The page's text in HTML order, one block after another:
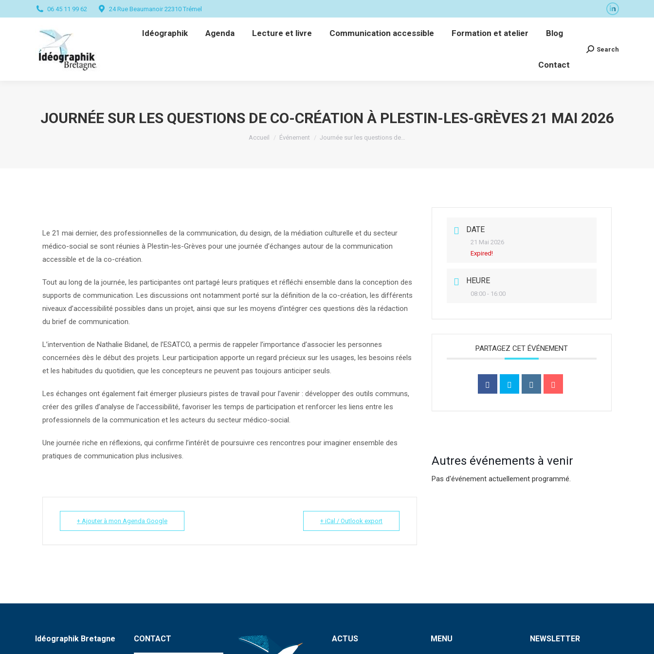
06 45 11 99 62 24 Rue Beaumanoir 22310 Trémel
La
s'ouvre
Idéographik Agenda Lecture et livre Communication accessible Formation et atelier Blog
Contact
Recherche
Search
JOURNÉE SUR LES QUESTIONS DE CO-CRÉATION À PLESTIN-LES-GRÈVES 21 MAI 2026
Vous êtes ici :
Accueil Événement Journée sur les questions de…
Le 21 mai dernier, des professionnelles de la communication, du design, de la médiation culturelle et du secteur
médico-social se sont réunies à Plestin-les-Grèves pour une journée d’échanges autour de la communication
accessible et de la co-création.
Tout au long de la journée, les participantes ont partagé leurs pratiques et réfléchi ensemble dans la conception des
supports de communication. Les discussions ont notamment porté sur la définition de la co-création, les différents
niveaux d’accessibilité possibles dans un projet, ainsi que sur les moyens d’intégrer ces questions dès la rédaction
du brief de communication.
L’intervention de Nathalie Bidanel, de l’ESATCO, a permis de rappeler l’importance d’associer les personnes
concernées dès le début des projets. Leur participation apporte un regard précieux sur les usages, les besoins réels
et les habitudes du quotidien, que les concepteurs ne peuvent pas toujours anticiper seuls.
Les échanges ont également fait émerger plusieurs pistes de travail pour l’avenir : développer des outils communs,
créer des grilles d’analyse de l’accessibilité, favoriser les temps de participation et renforcer les liens entre les
professionnels de la communication et les acteurs du secteur médico-social.
Une journée riche en réflexions, qui confirme l’intérêt de poursuivre ces rencontres pour imaginer ensemble des
pratiques de communication plus inclusives.
+ Ajouter à mon Agenda Google + iCal / Outlook export
DATE
21 Mai 2026
Expired!
HEURE
08:00 - 16:00
PARTAGEZ CET ÉVÉNEMENT
Autres événements à venir
Pas d'événement actuellement programmé.
Idéographik Bretagne CONTACT ACTUS MENU NEWSLETTER
Idéographik Agenda Lecture et livre Communication accessible Formation et atelier Blog